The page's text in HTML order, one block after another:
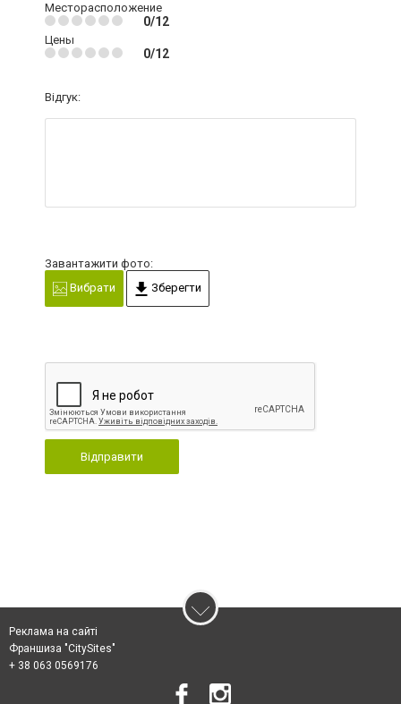
Месторасположение
0/12
Цены
0/12
Відгук:
Завантажити фото:
Вибрати
Зберегти
Відправити
Реклама на сайті
Франшиза "CitySites"
+ 38 063 0569176